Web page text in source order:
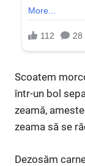
Scoatem
într-un bol
zeamă,
zeama să se
Dezosăm